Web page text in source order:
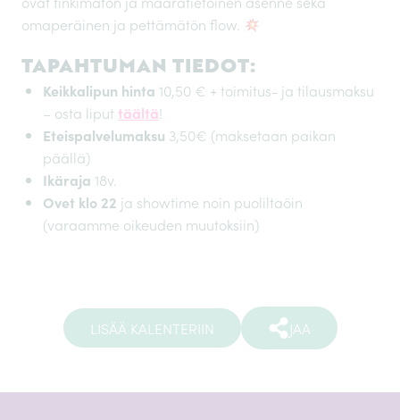
omaperäinen ja pettämätön flow.
TAPAHTUMAN TIEDOT:
Keikkalipun hinta 10,50 € + toimitus- ja tilausmaksu
– osta liput täältä!
Eteispalvelumaksu 3,50€ (maksetaan paikan
päällä)
Ikäraja 18v.
Ovet klo 22 ja showtime noin puoliltaöin
(varaamme oikeuden muutoksiin)
LISÄÄ KALENTERIIN JAA